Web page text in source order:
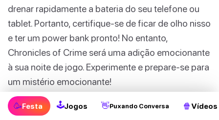
drenar rapidamente a bateria do seu telefone ou
tablet. Portanto, certifique-se de ficar de olho nisso
e ter um power bank pronto! No entanto,
Chronicles of Crime será uma adição emocionante
à sua noite de jogo. Experimente e prepare-se para
um mistério emocionante!
Como jogar
🥳Festa 🕹Jogos 👋Puxando Conversa 🍿 Vídeos